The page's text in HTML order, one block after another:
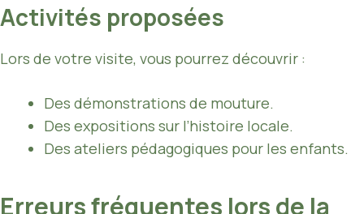
Activités proposées
Lors de votre visite, vous pourrez découvrir :
Des démonstrations de mouture.
Des expositions sur l’histoire locale.
Des ateliers pédagogiques pour les enfants.
Erreurs fréquentes lors de la